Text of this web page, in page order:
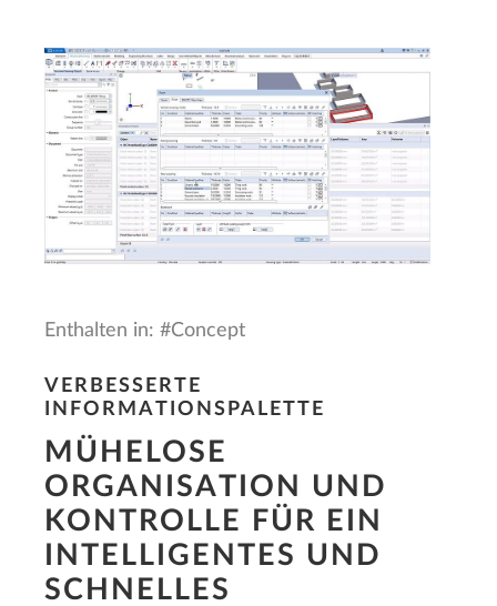
Enthalten in: #Concept
VERBESSERTE
INFORMATIONSPALETTE
MÜHELOSE
ORGANISATION UND
KONTROLLE FÜR EIN
INTELLIGENTES UND
SCHNELLES